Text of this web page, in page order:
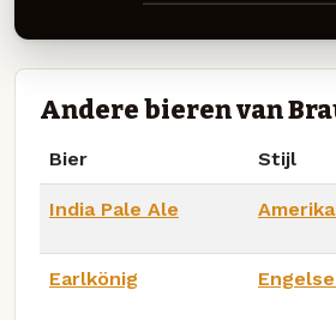
Andere bieren van
Bier Stijl
India Pale Ale
Earlkönig